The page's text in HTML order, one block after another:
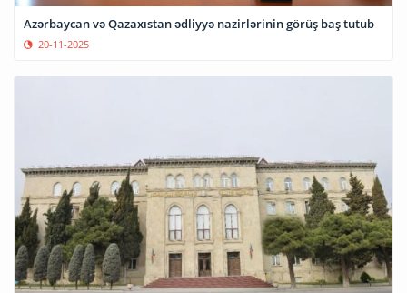
Azərbaycan və Qazaxıstan ədliyyə nazirlərinin görüş baş tutub
20-11-2025